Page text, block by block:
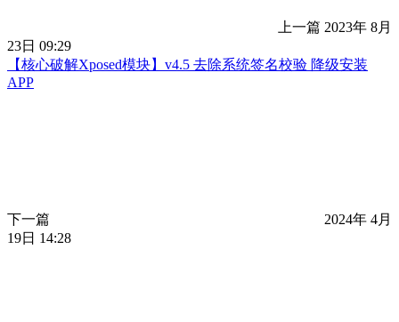
上一篇 2023年 8月
23日 09:29
【核心破解Xposed模块】v4.5 去除系统签名校验 降级安装
APP
下一篇
2024年 4月
19日 14:28